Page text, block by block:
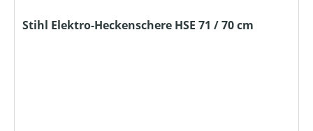
Stihl Elektro-Heckenschere HSE 71 / 70 cm